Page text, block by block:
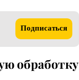
Подписаться
обработку